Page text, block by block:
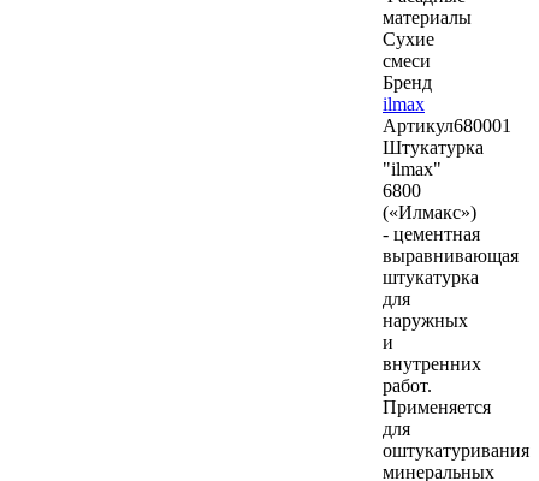
материалы
Сухие
смеси
Бренд
ilmax
Артикул680001
Штукатурка
"ilmax"
6800
(«Илмакс»)
- цементная
выравнивающая
штукатурка
для
наружных
и
внутренних
работ.
Применяется
для
оштукатуривания
минеральных